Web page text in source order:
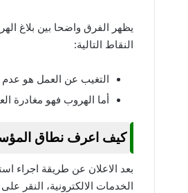
يظهر الفرق واضحا بين بلاغ
النقاط التالية:
التغيب عن العمل هو عدم
أما الهروب فهو مغادرة
كيف اعرف نطاق
بعد الاعلان عن طريقة اجراء
الخدمات الالكترونية، النقر